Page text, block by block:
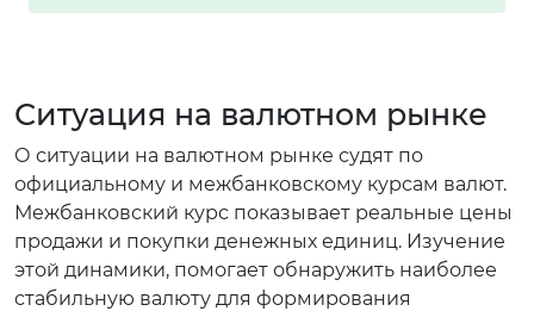
Ситуация на валютном рынке
О ситуации на валютном рынке судят по
официальному и межбанковскому курсам валют.
Межбанковский курс показывает реальные цены
продажи и покупки денежных единиц. Изучение
этой динамики, помогает обнаружить наиболее
стабильную валюту для формирования